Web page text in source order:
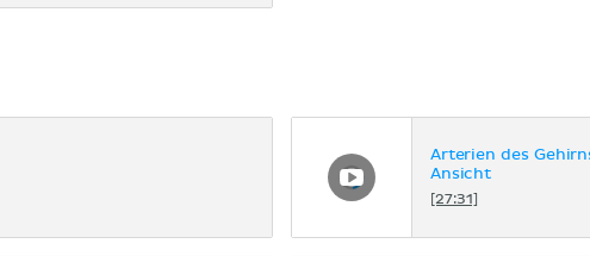
Arterien des
Ansicht
[27:31]